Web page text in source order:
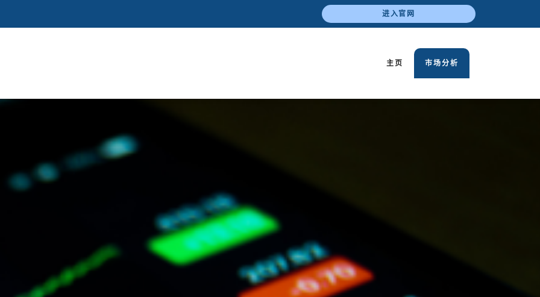
进入官网
主页 市场分析